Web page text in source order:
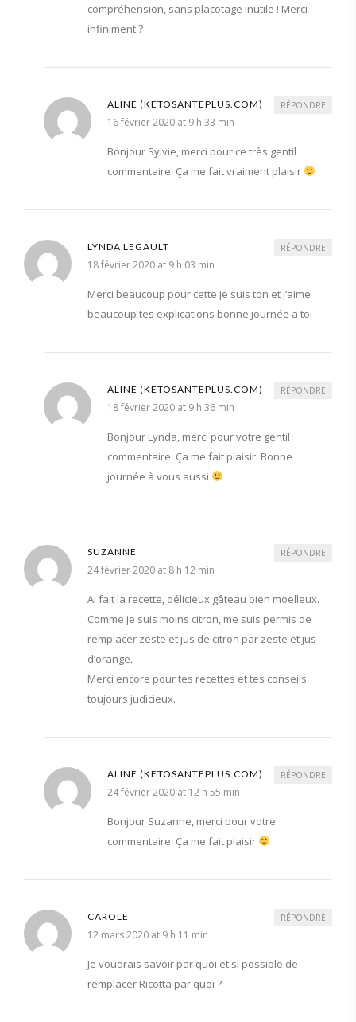
compréhension, sans placotage inutile ! Merci
infiniment ?
ALINE (KETOSANTEPLUS.COM)
16 février 2020 at 9 h 33 min
Bonjour Sylvie, merci pour ce très gentil
commentaire. Ça me fait vraiment plaisir
RÉPONDRE
LYNDA LEGAULT
18 février 2020 at 9 h 03 min
Merci beaucoup pour cette je suis ton et j’aime
beaucoup tes explications bonne journée a toi
RÉPONDRE
ALINE (KETOSANTEPLUS.COM)
18 février 2020 at 9 h 36 min
Bonjour Lynda, merci pour votre gentil
commentaire. Ça me fait plaisir. Bonne
journée à vous aussi
RÉPONDRE
SUZANNE
24 février 2020 at 8 h 12 min
Ai fait la recette, délicieux gâteau bien moelleux.
Comme je suis moins citron, me suis permis de
remplacer zeste et jus de citron par zeste et jus
d’orange.
Merci encore pour tes recettes et tes conseils
toujours judicieux.
RÉPONDRE
ALINE (KETOSANTEPLUS.COM)
24 février 2020 at 12 h 55 min
Bonjour Suzanne, merci pour votre
commentaire. Ça me fait plaisir
RÉPONDRE
CAROLE
12 mars 2020 at 9 h 11 min
Je voudrais savoir par quoi et si possible de
remplacer Ricotta par quoi ?
RÉPONDRE